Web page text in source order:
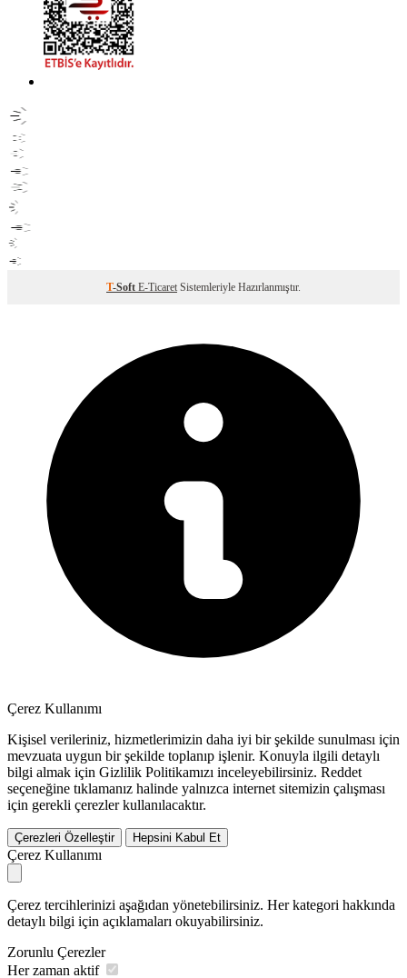
T-Soft E-Ticaret Sistemleriyle Hazırlanmıştır.
Çerez Kullanımı
Kişisel verileriniz, hizmetlerimizin daha iyi bir şekilde sunulması için
mevzuata uygun bir şekilde toplanıp işlenir. Konuyla ilgili detaylı
bilgi almak için Gizlilik Politikamızı inceleyebilirsiniz. Reddet
seçeneğine tıklamanız halinde yalnızca internet sitemizin çalışması
için gerekli çerezler kullanılacaktır.
Çerezleri Özelleştir Hepsini Kabul Et
Çerez Kullanımı
Çerez tercihlerinizi aşağıdan yönetebilirsiniz. Her kategori hakkında
detaylı bilgi için açıklamaları okuyabilirsiniz.
Zorunlu Çerezler
Her zaman aktif